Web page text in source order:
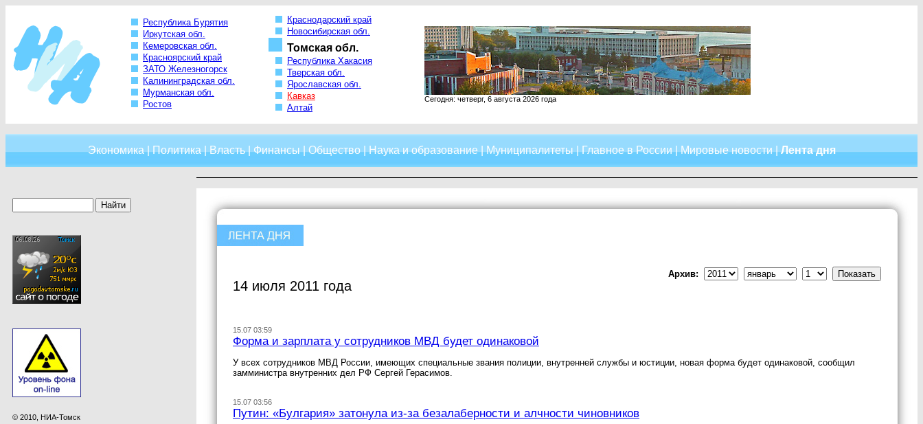
Республика Бурятия
Иркутская обл.
Кемеровская обл.
Красноярский край
ЗАТО Железногорск
Калининградская обл.
Мурманская обл.
Ростов
Краснодарский край
Новосибирская обл.
Томская обл.
Республика Хакасия
Тверская обл.
Ярославская обл.
Кавказ
Алтай
Сегодня: четверг, 6 августа 2026 года
Экономика|Политика|Власть|Финансы|Общество|Наука и образование|Муниципалитеты|Главное в России|Мировые новости|Лента дня
© 2010, НИА-Томск
14 июля 2011 года
Архив:
15.07 03:59
Форма и зарплата у сотрудников МВД будет одинаковой
У всех сотрудников МВД России, имеющих специальные звания полиции, внутренней службы и юстиции, новая форма будет одинаковой, сообщил
замминистра внутренних дел РФ Сергей Герасимов.
15.07 03:56
Путин: «Булгария» затонула из-за безалаберности и алчности чиновников